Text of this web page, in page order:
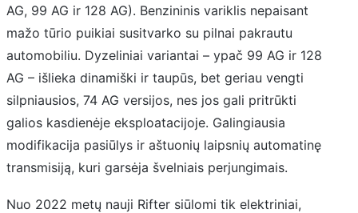
AG, 99 AG ir 128 AG). Benzininis variklis nepaisant
mažo tūrio puikiai susitvarko su pilnai pakrautu
automobiliu. Dyzeliniai variantai – ypač 99 AG ir 128
AG – išlieka dinamiški ir taupūs, bet geriau vengti
silpniausios, 74 AG versijos, nes jos gali pritrūkti
galios kasdienėje eksploatacijoje. Galingiausia
modifikacija pasiūlys ir aštuonių laipsnių automatinę
transmisiją, kuri garsėja švelniais perjungimais.
Nuo 2022 metų nauji Rifter siūlomi tik elektriniai,